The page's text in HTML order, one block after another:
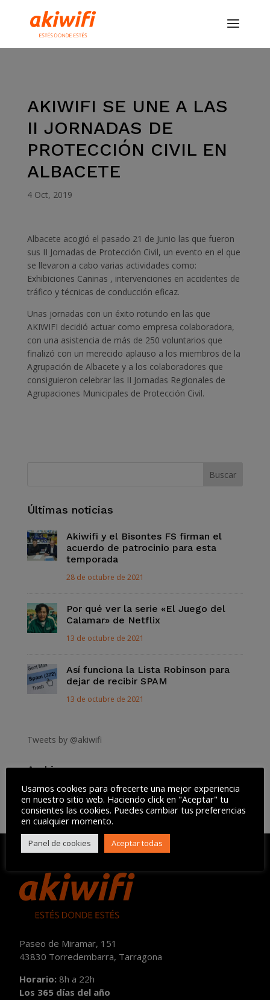
AKIWIFI SE UNE A LAS
II JORNADAS DE
PROTECCIÓN CIVIL EN
ALBACETE
4 Oct, 2019
Albacete acogió el pasado 21 de Junio las que fueron
sus II Jornadas de Protección Civil, un evento en el que
se llevaron a cabo varias actividades como:
Exhibiciones Caninas , intervenciones en accidentes de
tráfico y técnicas de conducción eficaz.
Unas jornadas con un éxito rotundo en las que
AKIWIFI decidió actuar como empresa colaboradora,
con una asistencia de más de 250 voluntarios que
finalizó con un merecido aplauso a los miembros de la
Agrupación de Albacete y a los colaboradores que
consiguieron celebrar las II Jornadas Regionales de
Agrupaciones Municipales de Protección Civil.
Últimas noticias
Akiwifi y el Bisontes FS firman el
acuerdo de patrocinio para esta
temporada
28 de octubre de 2021
Por qué ver la serie «El Juego del
Calamar» de Netflix
13 de octubre de 2021
Así funciona la Lista Robinson para
dejar de recibir SPAM
13 de octubre de 2021
Tweets by @akiwifi
Archivos
Archivos
Paseo de Miramar, 151
43830 Torredembarra, Tarragona
Horario: 8h a 22h
Los 365 días del año
Usamos cookies para ofrecerte una mejor experiencia
en nuestro sitio web. Haciendo click en "Aceptar" tu
consientes las cookies. Puedes cambiar tus preferencias
en cualquier momento.
Panel de cookies Aceptar todas